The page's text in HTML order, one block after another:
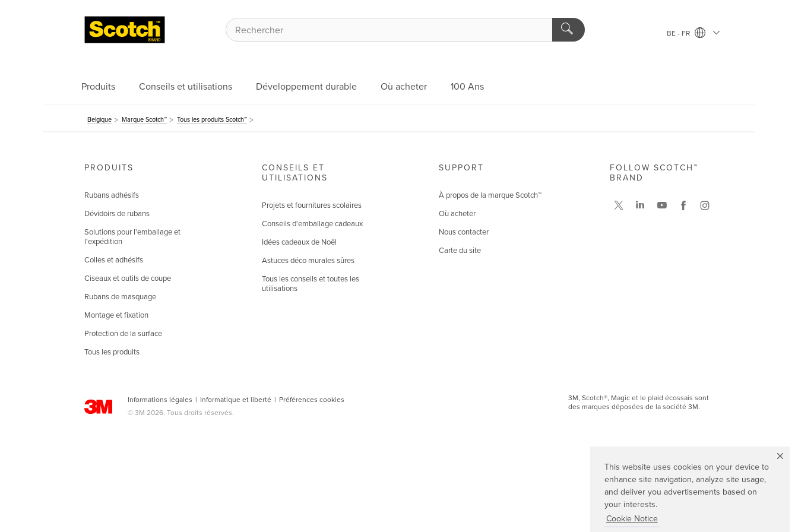
This website uses cookies on your device to
enhance site navigation, analyze site usage,
and deliver you advertisements based on
your interests.
Cookie Notice
BE - FR
Produits Conseils et utilisations Développement durable Où acheter 100 Ans
Belgique Marque Scotch™ Tous les produits Scotch™
PRODUITS
Rubans adhésifs
Dévidoirs de rubans
Solutions pour l'emballage et
l'expédition
Colles et adhésifs
Ciseaux et outils de coupe
Rubans de masquage
Montage et fixation
Protection de la surface
Tous les produits
CONSEILS ET
UTILISATIONS
Projets et fournitures scolaires
Conseils d'emballage cadeaux
Idées cadeaux de Noël
Astuces déco murales sûres
Tous les conseils et toutes les
utilisations
SUPPORT
À propos de la marque Scotch™
Où acheter
Nous contacter
Carte du site
Informations légales | Informatique et liberté | Préférences cookies
© 3M 2026. Tous droits réservés.
FOLLOW SCOTCH™
BRAND
3M, Scotch®, Magic et le plaid écossais sont
des marques déposées de la société 3M.